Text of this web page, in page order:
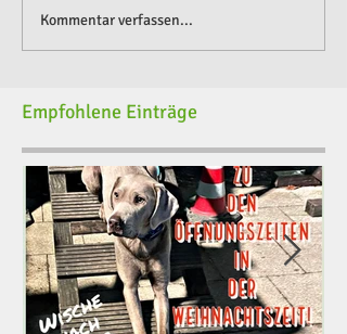
Kommentar verfassen...
Empfohlene Einträge